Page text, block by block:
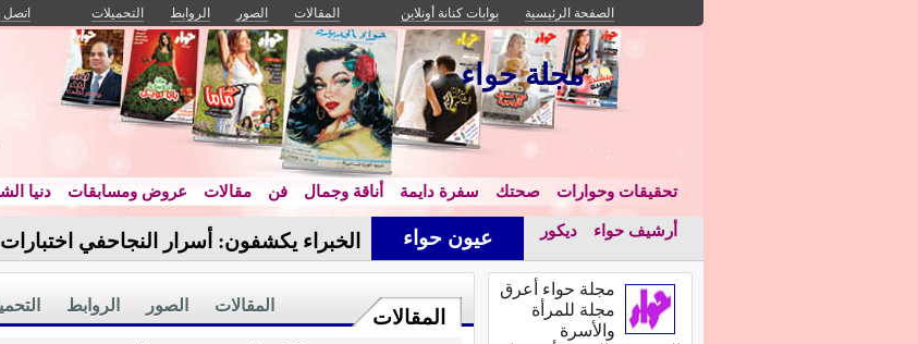
الصفحة الرئيسية بوابات كنانة أونلاين المقالات الصور الروابط التحميلات اتصل
مجلة حواء
تحقيقات وحوارات صحتك سفرة دايمة أناقة وجمال فن مقالات عروض ومسابقات دنيا
أرشيف حواء ديكور عيون حواء الخبراء يكشفون: أسرار النجاحفي
المقالات
الروابط الصور المقالات
مجلة حواء أعرق
مجلة للمرأة
والأسرة